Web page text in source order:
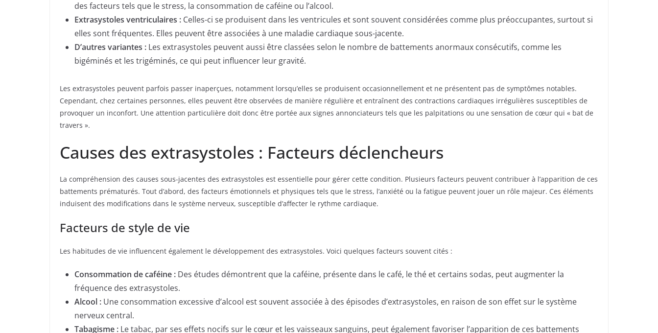
des facteurs tels que le stress, la consommation de caféine ou l’alcool.
Extrasystoles ventriculaires : Celles-ci se produisent dans les ventricules et sont souvent considérées comme plus préoccupantes, surtout si
elles sont fréquentes. Elles peuvent être associées à une maladie cardiaque sous-jacente.
D’autres variantes : Les extrasystoles peuvent aussi être classées selon le nombre de battements anormaux consécutifs, comme les
bigéminés et les trigéminés, ce qui peut influencer leur gravité.
Les extrasystoles peuvent parfois passer inaperçues, notamment lorsqu’elles se produisent occasionnellement et ne présentent pas de symptômes notables.
Cependant, chez certaines personnes, elles peuvent être observées de manière régulière et entraînent des contractions cardiaques irrégulières susceptibles de
provoquer un inconfort. Une attention particulière doit donc être portée aux signes annonciateurs tels que les palpitations ou une sensation de cœur qui « bat de
travers ».
Causes des extrasystoles : Facteurs déclencheurs
La compréhension des causes sous-jacentes des extrasystoles est essentielle pour gérer cette condition. Plusieurs facteurs peuvent contribuer à l’apparition de ces
battements prématurés. Tout d’abord, des facteurs émotionnels et physiques tels que le stress, l’anxiété ou la fatigue peuvent jouer un rôle majeur. Ces éléments
induisent des modifications dans le système nerveux, susceptible d’affecter le rythme cardiaque.
Facteurs de style de vie
Les habitudes de vie influencent également le développement des extrasystoles. Voici quelques facteurs souvent cités :
Consommation de caféine : Des études démontrent que la caféine, présente dans le café, le thé et certains sodas, peut augmenter la
fréquence des extrasystoles.
Alcool : Une consommation excessive d’alcool est souvent associée à des épisodes d’extrasystoles, en raison de son effet sur le système
nerveux central.
Tabagisme : Le tabac, par ses effets nocifs sur le cœur et les vaisseaux sanguins, peut également favoriser l’apparition de ces battements